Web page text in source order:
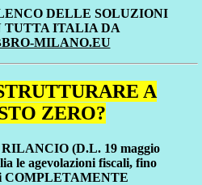
DELLE SOLUZIONI
TUTTA ITALIA DA
MILANO.EU
A
ZERO?
(D.L. 19 maggio
le agevolazioni fiscali, fino
COMPLETAMENTE